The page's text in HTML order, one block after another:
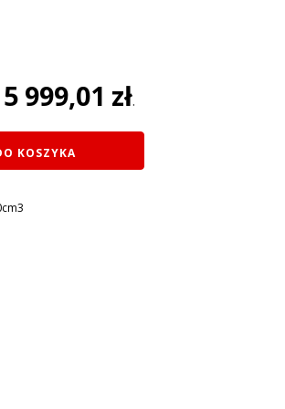
5 999,01 zł.
KOSZYKA